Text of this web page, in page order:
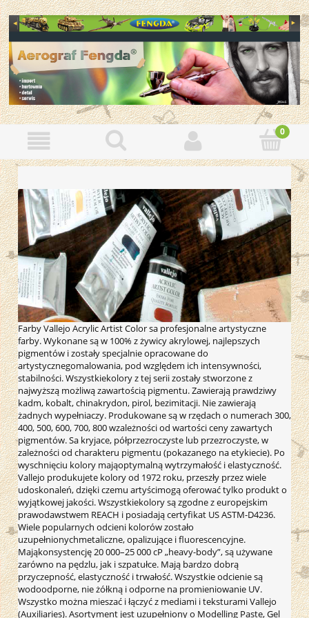
Farby Vallejo Acrylic Artist Color sa profesjonalne artystyczne
farby. Wykonane są w 100% z żywicy akrylowej, najlepszych
pigmentów i zostały specjalnie opracowane do
artystycznegomalowania, pod względem ich intensywności,
stabilności. Wszystkiekolory z tej serii zostały stworzone z
najwyższą możliwą zawartością pigmentu. Zawierają prawdziwy
kadm, kobalt, chinakrydon, pirol, bezimitacji. Nie zawierają
żadnych wypełniaczy. Produkowane są w rzędach o numerach 300,
400, 500, 600, 700, 800 wzależności od wartości ceny zawartych
pigmentów. Sa kryjace, półprzezroczyste lub przezroczyste, w
zależności od charakteru pigmentu (pokazanego na etykiecie). Po
wyschnięciu kolory mająoptymalną wytrzymałość i elastyczność.
Vallejo produkujete kolory od 1972 roku, przeszły przez wiele
udoskonaleń, dzięki czemu artyścimogą oferować tylko produkt o
wyjątkowej jakości. Wszystkiekolory są zgodne z europejskim
prawodawstwem REACH i posiadają certyfikat US ASTM-D4236.
Wiele popularnych odcieni kolorów zostało
uzupełnionychmetaliczne, opalizujące i fluorescencyjne.
Mająkonsystencję 20 000–25 000 cP „heavy-body”, są używane
zarówno na pędzlu, jak i szpatułce. Mają bardzo dobrą
przyczepność, elastyczność i trwałość. Wszystkie odcienie są
wodoodporne, nie żółkną i odporne na promieniowanie UV.
Wszystko można mieszać i łączyć z mediami i teksturami Vallejo
(Auxiliaries). Asortyment jest uzupełniony o Modelling Paste, Gel